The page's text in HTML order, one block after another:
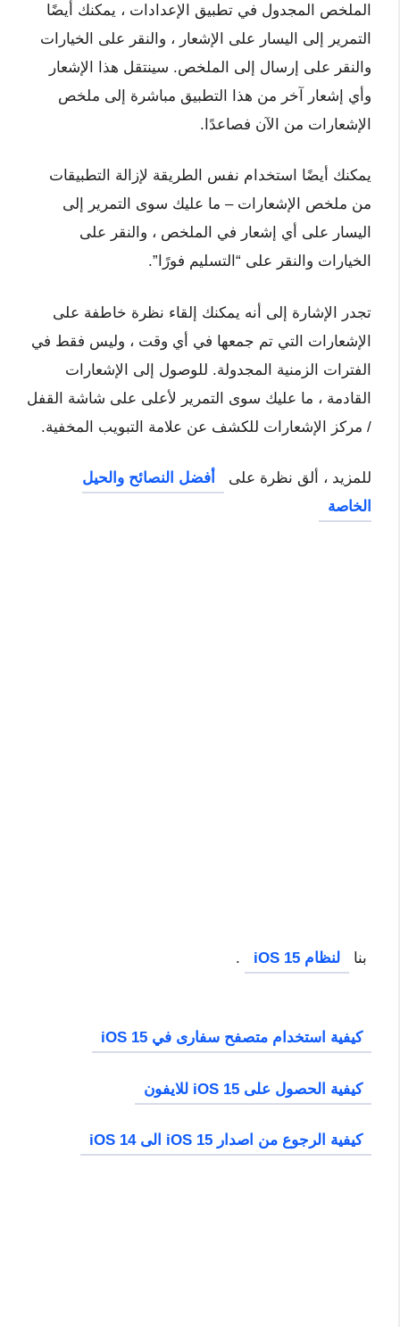
الملخص المجدول في تطبيق الإعدادات ، يمكنك أيضًا
التمرير إلى اليسار على الإشعار ، والنقر على الخيارات
والنقر على إرسال إلى الملخص. سينتقل هذا الإشعار
وأي إشعار آخر من هذا التطبيق مباشرة إلى ملخص
الإشعارات من الآن فصاعدًا.
يمكنك أيضًا استخدام نفس الطريقة لإزالة التطبيقات
من ملخص الإشعارات – ما عليك سوى التمرير إلى
اليسار على أي إشعار في الملخص ، والنقر على
الخيارات والنقر على “التسليم فورًا”.
تجدر الإشارة إلى أنه يمكنك إلقاء نظرة خاطفة على
الإشعارات التي تم جمعها في أي وقت ، وليس فقط في
الفترات الزمنية المجدولة. للوصول إلى الإشعارات
القادمة ، ما عليك سوى التمرير لأعلى على شاشة القفل
/ مركز الإشعارات للكشف عن علامة التبويب المخفية.
للمزيد ، ألق نظرة على
أفضل النصائح والحيل
الخاصة
بنا لنظام iOS 15 .
كيفية استخدام متصفح سفارى في iOS 15
كيفية الحصول على iOS 15 للايفون
كيفية الرجوع من اصدار iOS 15 الى iOS 14